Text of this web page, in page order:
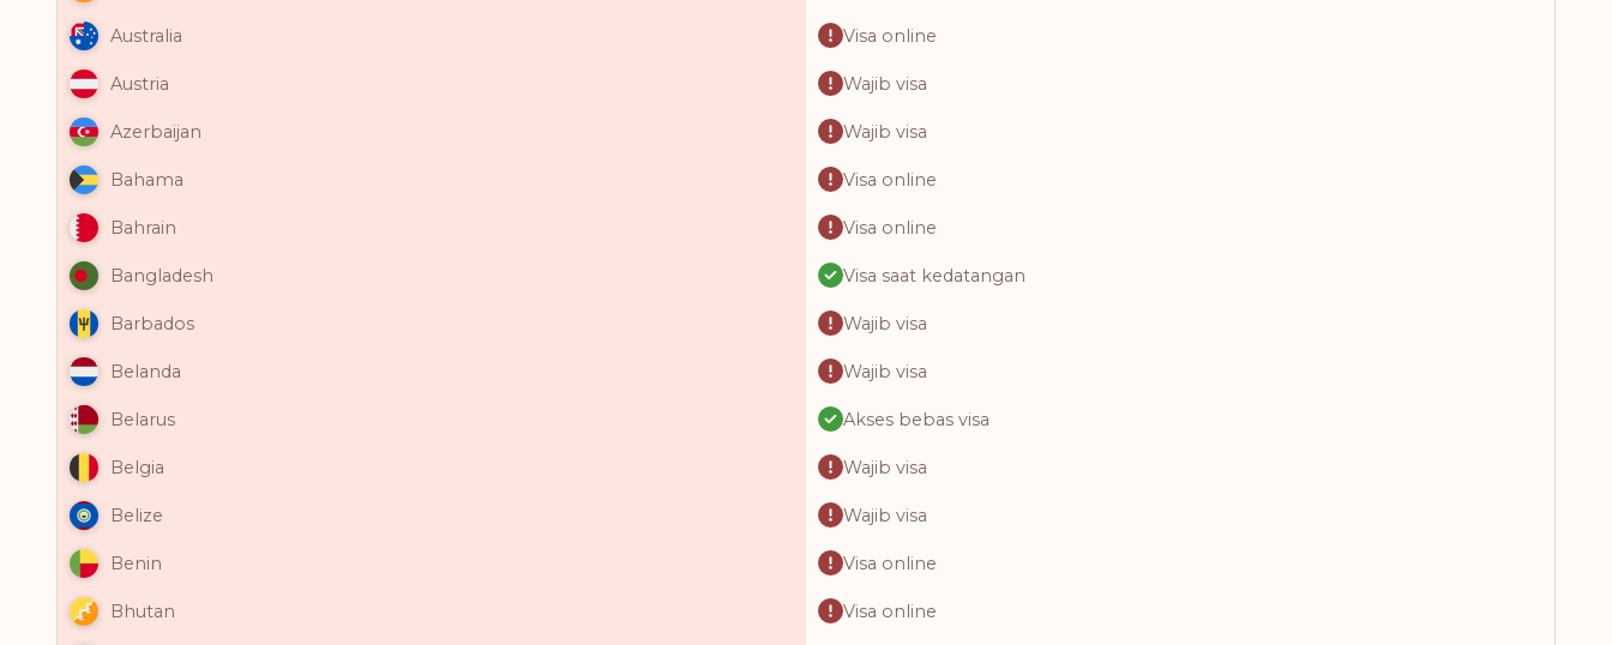
Australia Visa online
Austria Wajib visa
Azerbaijan Wajib visa
Bahama Visa online
Bahrain Visa online
Bangladesh Visa saat kedatangan
Barbados Wajib visa
Belanda Wajib visa
Belarus Akses bebas visa
Belgia Wajib visa
Belize Wajib visa
Benin Visa online
Bhutan Visa online